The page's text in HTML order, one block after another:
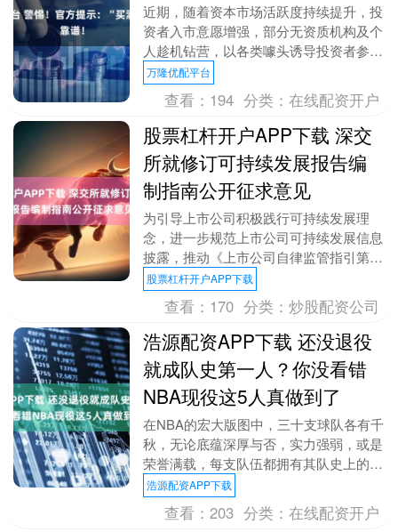
近期，随着资本市场活跃度持续提升，投
资者入市意愿增强，部分无资质机构及个
人趁机钻营，以各类噱头诱导投资者参与
非法证券期货活动或实施诈骗，严重侵害
投资者合法权益、....
万隆优配平台
查看： 194 分类：在线配资开户
股票杠杆开户APP下载 深交
所就修订可持续发展报告编
制指南公开征求意见
为引导上市公司积极践行可持续发展理
念，进一步规范上市公司可持续发展信息
披露，推动《上市公司自律监管指引第17
号——可持续发展报告（试行）》（简称
《指引》）落地实....
股票杠杆开户APP下载
查看： 170 分类：炒股配资公司
浩源配资APP下载 还没退役
就成队史第一人？你没看错
NBA现役这5人真做到了
在NBA的宏大版图中，三十支球队各有千
秋，无论底蕴深厚与否，实力强弱，或是
荣誉满载，每支队伍都拥有其队史上的标
志性人物。通常而言，这类“队史第一
人”的称号，多是....
浩源配资APP下载
查看：203 分类：在线配资开户